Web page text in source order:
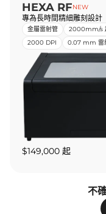
HEXA RFNEW
專為長時間精細雕刻設計
金屬雷射管 2000mm/s
2000 DPI
0.07 mm 雷
$149,000 起
不